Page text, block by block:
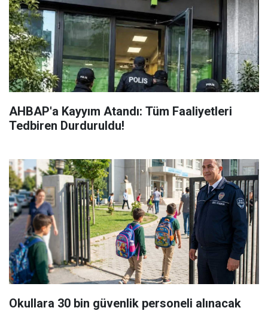
AHBAP'a Kayyım Atandı: Tüm Faaliyetleri
Tedbiren Durduruldu!
Okullara 30 bin güvenlik personeli alınacak